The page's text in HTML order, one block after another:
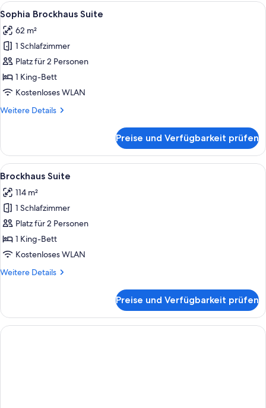
Alle
Fotos
für
Sophia
Brockhaus
Suite
anzeigen
Ein modernes Hotelzimmer mit
6
Sophia Brockhaus Suite
62 m²
1 Schlafzimmer
Platz für 2 Personen
1 King-Bett
Kostenloses WLAN
Weitere Details
Weitere
Brockhaus
Suite
Preise und Verfügbarkeit prüfen
Alle
Fotos
für
Brockhaus
Suite
anzeigen
Ein modernes Hotelzimmer mit
9
Brockhaus Suite
114 m²
1 Schlafzimmer
Platz für 2 Personen
1 King-Bett
Kostenloses WLAN
Weitere Details
Weitere
Suite
Preise und Verfügbarkeit prüfen